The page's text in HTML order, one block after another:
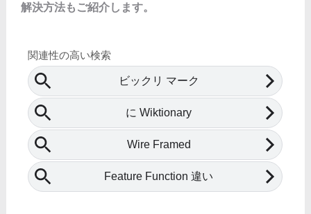
解決方法もご紹介します。